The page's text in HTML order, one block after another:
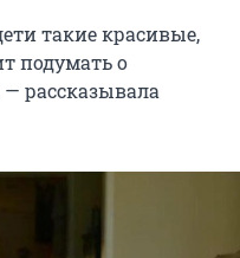
такие красивые,
подумать о
рассказывала